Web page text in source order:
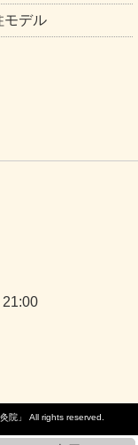
モデル
院」 All rights reserved.